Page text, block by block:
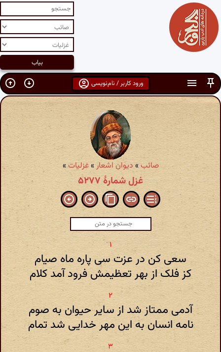
ورود کاربر / نام‌نویسی
صائب »دیوان اشعار»غزلیات»
غزل شمارهٔ ۵۲۷۷
سعی کن در عزت سی پاره ماه صیام
کز فلک از بهر تعظیمش فرود آمد کلام
آدمی ممتاز شد از سایر حیوان به صوم
نامه انسان به این مهر خدایی شد تمام